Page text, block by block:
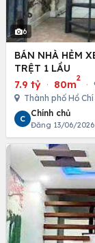
6
BÁN NHÀ HẺM
TRỆT 1 LẦU
7.9 tỷ · 80m
2
·
Thành phố Hồ Chí
C
Chính chủ
Đăng 13/06/2026